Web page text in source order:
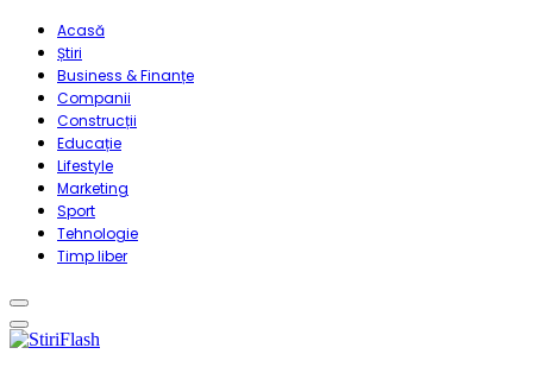
Acasă
Știri
Business & Finanțe
Companii
Construcții
Educație
Lifestyle
Marketing
Sport
Tehnologie
Timp liber